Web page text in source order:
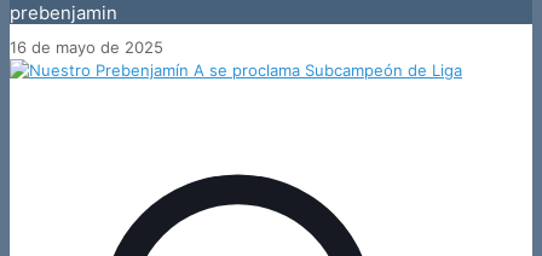
prebenjamin
16 de mayo de 2025